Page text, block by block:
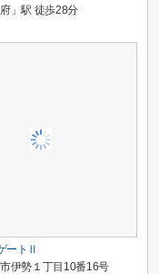
」駅 徒歩28分
ートⅡ
伊勢１丁目10番16号